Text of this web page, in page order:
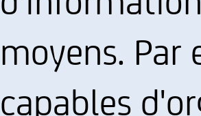
moyens. Par
capables